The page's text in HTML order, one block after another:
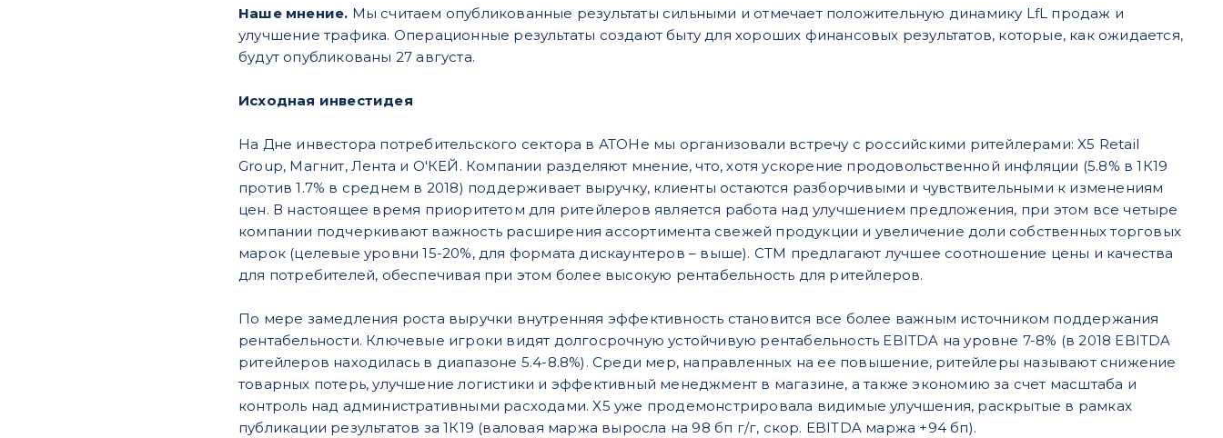
Наше мнение. Мы считаем опубликованные результаты сильными и отмечает положительную динамику LfL продаж и
улучшение трафика. Операционные результаты создают быту для хороших финансовых результатов, которые, как ожидается,
будут опубликованы 27 августа.
Исходная инвестидея
На Дне инвестора потребительского сектора в АТОНе мы организовали встречу с российскими ритейлерами: X5 Retail
Group, Магнит, Лента и O'КЕЙ. Компании разделяют мнение, что, хотя ускорение продовольственной инфляции (5.8% в 1К19
против 1.7% в среднем в 2018) поддерживает выручку, клиенты остаются разборчивыми и чувствительными к изменениям
цен. В настоящее время приоритетом для ритейлеров является работа над улучшением предложения, при этом все четыре
компании подчеркивают важность расширения ассортимента свежей продукции и увеличение доли собственных торговых
марок (целевые уровни 15-20%, для формата дискаунтеров – выше). СТМ предлагают лучшее соотношение цены и качества
для потребителей, обеспечивая при этом более высокую рентабельность для ритейлеров.
По мере замедления роста выручки внутренняя эффективность становится все более важным источником поддержания
рентабельности. Ключевые игроки видят долгосрочную устойчивую рентабельность EBITDA на уровне 7-8% (в 2018 EBITDA
ритейлеров находилась в диапазоне 5.4-8.8%). Среди мер, направленных на ее повышение, ритейлеры называют снижение
товарных потерь, улучшение логистики и эффективный менеджмент в магазине, а также экономию за счет масштаба и
контроль над административными расходами. X5 уже продемонстрировала видимые улучшения, раскрытые в рамках
публикации результатов за 1К19 (валовая маржа выросла на 98 бп г/г, скор. EBITDA маржа +94 бп).